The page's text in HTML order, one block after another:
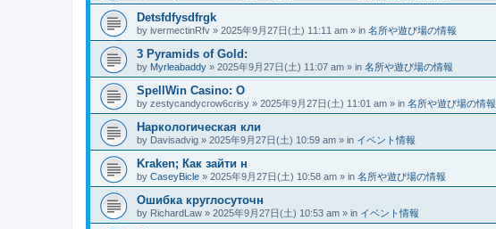
Detsfdfysdfrgk
by ivermectinRfv » 2025年9月27日(土) 11:11 am » in 名所や遊び場の情報
3 Pyramids of Gold:
by Myrleabaddy » 2025年9月27日(土) 11:07 am » in 名所や遊び場の情報
SpellWin Casino: O
by zestycandycrow6crisy » 2025年9月27日(土) 11:01 am » in 名所や遊び場の情報
Наркологическая кли
by Davisadvig » 2025年9月27日(土) 10:59 am » in イベント情報
Kraken; Как зайти н
by CaseyBicle » 2025年9月27日(土) 10:58 am » in 名所や遊び場の情報
Ошибка круглосуточн
by RichardLaw » 2025年9月27日(土) 10:53 am » in イベント情報